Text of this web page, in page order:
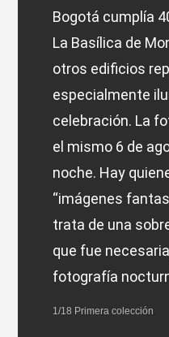
Bogotá cumplía
La Basílica de
otros edificios
especialmente
celebración. La
el mismo 6 de
noche. Hay
“imágenes
trata de una
que fue
fotografía
1/18 Primera colección